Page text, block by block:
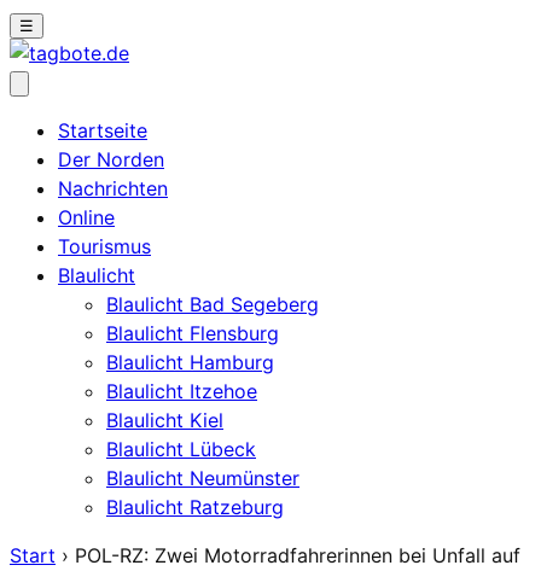
☰
Startseite
Der Norden
Nachrichten
Online
Tourismus
Blaulicht
Blaulicht Bad Segeberg
Blaulicht Flensburg
Blaulicht Hamburg
Blaulicht Itzehoe
Blaulicht Kiel
Blaulicht Lübeck
Blaulicht Neumünster
Blaulicht Ratzeburg
Start › POL-RZ: Zwei Motorradfahrerinnen bei Unfall auf